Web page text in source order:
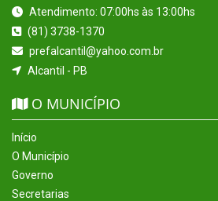
Atendimento: 07:00hs às 13:00hs
(81) 3738-1370
prefalcantil@yahoo.com.br
Alcantil - PB
O MUNICÍPIO
Início
O Município
Governo
Secretarias